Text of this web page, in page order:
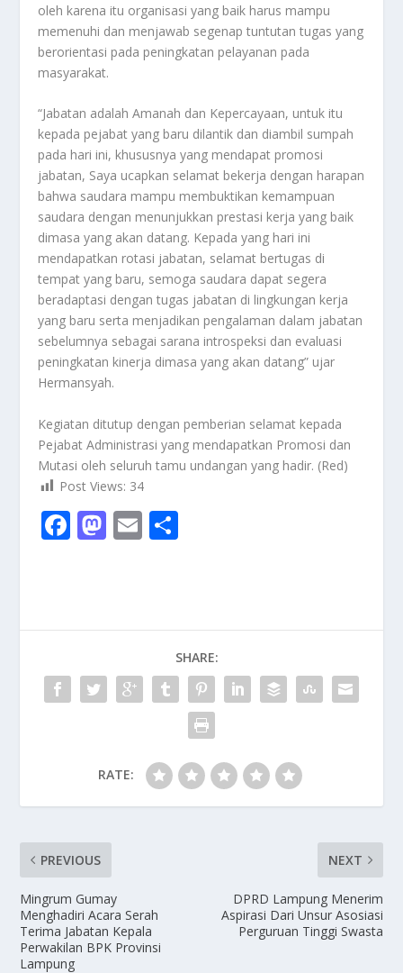
oleh karena itu organisasi yang baik harus mampu
memenuhi dan menjawab segenap tuntutan tugas yang
berorientasi pada peningkatan pelayanan pada
masyarakat.
“Jabatan adalah Amanah dan Kepercayaan, untuk itu
kepada pejabat yang baru dilantik dan diambil sumpah
pada hari ini, khususnya yang mendapat promosi
jabatan, Saya ucapkan selamat bekerja dengan harapan
bahwa saudara mampu membuktikan kemampuan
saudara dengan menunjukkan prestasi kerja yang baik
dimasa yang akan datang. Kepada yang hari ini
mendapatkan rotasi jabatan, selamat bertugas di
tempat yang baru, semoga saudara dapat segera
beradaptasi dengan tugas jabatan di lingkungan kerja
yang baru serta menjadikan pengalaman dalam jabatan
sebelumnya sebagai sarana introspeksi dan evaluasi
peningkatan kinerja dimasa yang akan datang” ujar
Hermansyah.
Kegiatan ditutup dengan pemberian selamat kepada
Pejabat Administrasi yang mendapatkan Promosi dan
Mutasi oleh seluruh tamu undangan yang hadir. (Red)
Post Views: 34
F
o
o
k
M
o
n
E
SHARE:
RATE:
PREVIOUS
Mingrum Gumay
Menghadiri Acara Serah
Terima Jabatan Kepala
Perwakilan BPK Provinsi
Lampung
NEXT
DPRD Lampung Menerim
Aspirasi Dari Unsur Asosiasi
Perguruan Tinggi Swasta